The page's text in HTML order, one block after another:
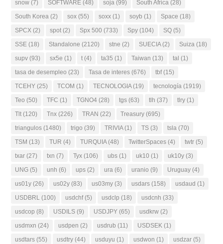
snow (7) SOFTWARE (48) soja (99) South Africa (28)
South Korea (2) sox (55) soxx (1) soyb (1) Space (18)
SPCX (2) spot (2) Spx 500 (733) Spy (104) SQ (5)
SSE (18) Standalone (2120) stne (2) SUECIA(2) Suiza (18)
supv (93) sx5e (1) t (4) ta35 (1) Taiwan (13) tal (1)
tasa de desempleo (23) Tasa de interes (676) tbf(15)
TCEHY (25) TCOM (1) TECNOLOGIA(19) tecnología (1919)
Teo (50) TFC (1) TGNO4 (28) tgs (63) tlh (37) tlry (1)
Tlt (120) Tnx (226) TRAN (22) Treasury (695)
triangulos (1480) trigo (39) TRIVIA(1) TS (3) tsla (70)
TSM (13) TUR (4) TURQUIA(48) TwitterSpaces (4) twtr (5)
txar (27) txn (7) Tyx (106) ubs (1) uk10 (1) uk10y (3)
UNG (5) unh (6) ups (2) ura (6) uranio (9) Uruguay (4)
us01y (26) us02y (83) us03my (3) usdars (158) usdaud (1)
USDBRL (100) usdchf(5) usdclp (18) usdcnh (33)
usdcop (8) USDILS (9) USDJPY (65) usdkrw (2)
usdmxn (24) usdpen (2) usdrub (11) USDSEK (1)
usdtars (55) usdtry (44) usduyu (1) usdwon (1) usdzar (5)